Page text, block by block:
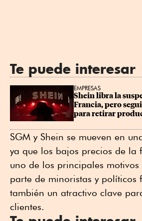
Te puede interesar
EMPRESAS
Shein libra la
Francia, pero
para retirar
SGM y Shein se mueven en
ya que los bajos precios de la
uno de los principales
parte de minoristas y políticos
también un atractivo clave
clientes.